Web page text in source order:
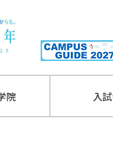
院 入